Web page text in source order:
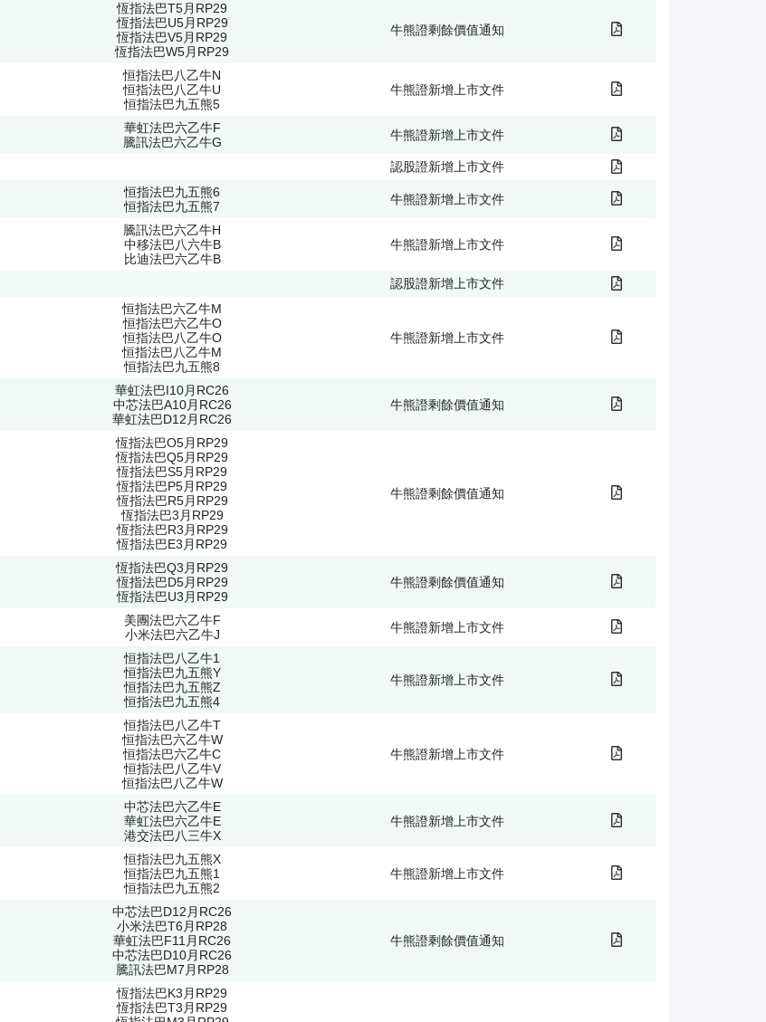
恆指法巴T5月RP29
恆指法巴U5月RP29
恆指法巴V5月RP29
恆指法巴W5月RP29
牛熊證剩餘價值通知
恒指法巴八乙牛N
恒指法巴八乙牛U
恒指法巴九五熊5
牛熊證新增上市文件
華虹法巴六乙牛F
騰訊法巴六乙牛G
牛熊證新增上市文件
認股證新增上市文件
恒指法巴九五熊6
恒指法巴九五熊7
牛熊證新增上市文件
騰訊法巴六乙牛H
中移法巴八六牛B
比迪法巴六乙牛B
牛熊證新增上市文件
認股證新增上市文件
恒指法巴六乙牛M
恒指法巴六乙牛O
恒指法巴八乙牛O
恒指法巴八乙牛M
恒指法巴九五熊8
牛熊證新增上市文件
華虹法巴I10月RC26
中芯法巴A10月RC26
華虹法巴D12月RC26
牛熊證剩餘價值通知
恆指法巴O5月RP29
恆指法巴Q5月RP29
恆指法巴S5月RP29
恆指法巴P5月RP29
恆指法巴R5月RP29
恆指法巴3月RP29
恆指法巴R3月RP29
恆指法巴E3月RP29
牛熊證剩餘價值通知
恆指法巴Q3月RP29
恆指法巴D5月RP29
恆指法巴U3月RP29
牛熊證剩餘價值通知
美團法巴六乙牛F
小米法巴六乙牛J
牛熊證新增上市文件
恒指法巴八乙牛1
恒指法巴九五熊Y
恒指法巴九五熊Z
恒指法巴九五熊4
牛熊證新增上市文件
恒指法巴八乙牛T
恒指法巴六乙牛W
恒指法巴六乙牛C
恒指法巴八乙牛V
恒指法巴八乙牛W
牛熊證新增上市文件
中芯法巴六乙牛E
華虹法巴六乙牛E
港交法巴八三牛X
牛熊證新增上市文件
恒指法巴九五熊X
恒指法巴九五熊1
恒指法巴九五熊2
牛熊證新增上市文件
中芯法巴D12月RC26
小米法巴T6月RP28
華虹法巴F11月RC26
中芯法巴D10月RC26
騰訊法巴M7月RP28
牛熊證剩餘價值通知
恆指法巴K3月RP29
恆指法巴T3月RP29